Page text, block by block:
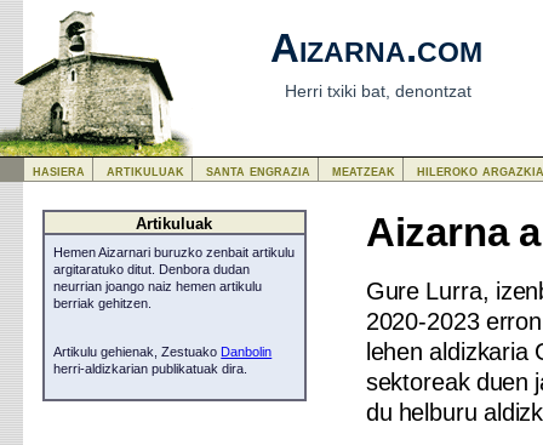
Aizarna.com
Herri txiki bat, denontzat
Aizarna
Gure Lurra,
2020-2023
lehen aldizkaria
sektoreak duen
du helburu
Artikuluak
Hemen Aizarnari buruzko zenbait artikulu
argitaratuko ditut. Denbora dudan
neurrian joango naiz hemen artikulu
berriak gehitzen.
Artikulu gehienak, Zestuako Danbolin
herri-aldizkarian publikatuak dira.
hasiera artikuluak santa engrazia meatzeak hileroko